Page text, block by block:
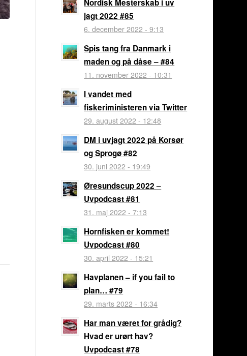
Nordisk Mesterskab i uv
jagt 2022 #85
6. december 2022 - 9:13
Spis tang fra Danmark i
maden og på dåse – #84
11. november 2022 - 10:31
I vandet med
fiskeriministeren via Twitter
29. august 2022 - 12:48
DM i uvjagt 2022 på Korsør
og Sprogø #82
30. juni 2022 - 19:49
Øresundscup 2022 –
Uvpodcast #81
31. maj 2022 - 7:13
Hornfisken er kommet!
Uvpodcast #80
30. april 2022 - 15:21
Havplanen – if you fail to
plan… #79
29. marts 2022 - 16:34
Har man været for grådig?
Hvad er urørt hav?
Uvpodcast #78